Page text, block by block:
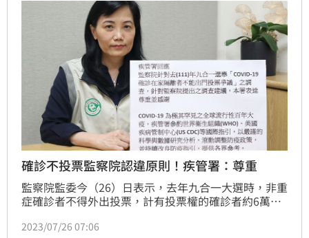
有38萬人份，8月到期僅744人份，因此相關質疑並非
事實，請民眾及醫師勿信。（記者黃仲丘）
確診不投票監察院認違原則！疾管署：尊重
監察院監委今（26）日表示，去年九合一大選時，非重
症確診者不得外出投票，計有投票權的確診者約6萬
比例原則，監院促儘速研擬配套措施。對此，疾管署發
2023/07/26 07:06